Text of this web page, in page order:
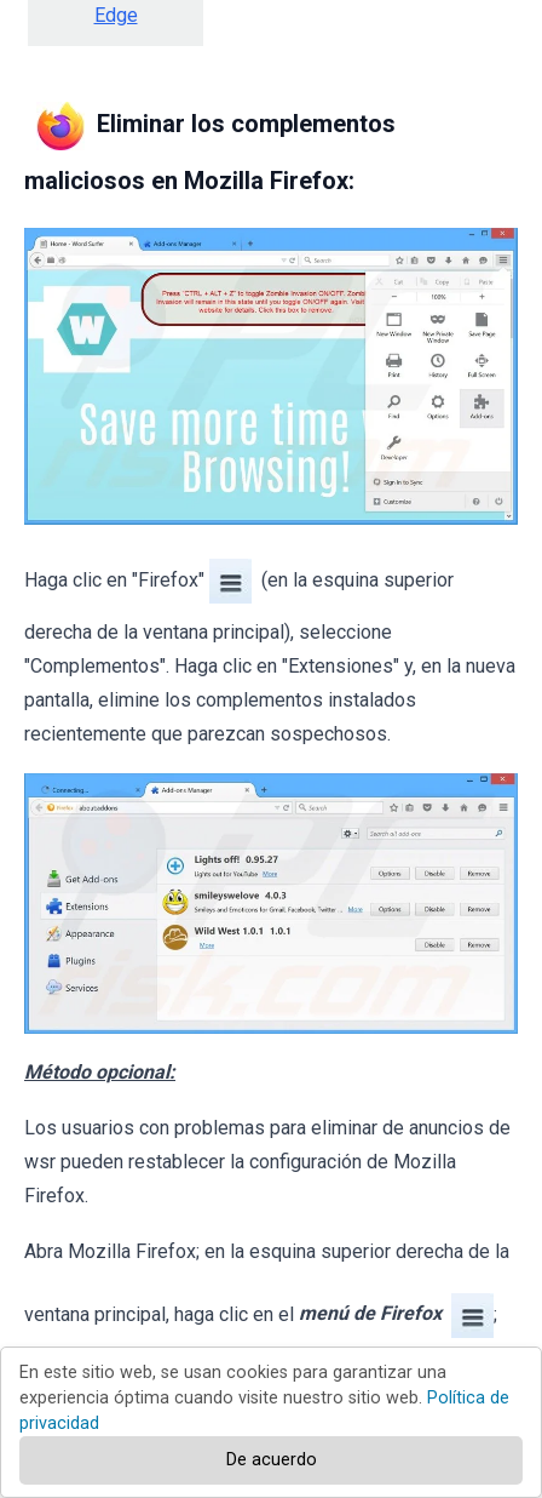
Edge
Eliminar los complementos
maliciosos en Mozilla Firefox:
Haga clic en "Firefox" (en la esquina superior
derecha de la ventana principal), seleccione
"Complementos". Haga clic en "Extensiones" y, en la nueva
pantalla, elimine los complementos instalados
recientemente que parezcan sospechosos.
Método opcional:
Los usuarios con problemas para eliminar de anuncios de
wsr pueden restablecer la configuración de Mozilla
Firefox.
Abra Mozilla Firefox; en la esquina superior derecha de la
ventana principal, haga clic en el menú de Firefox ;
en el menú desplegado, pulse sobre el iconoAbrir menú
de ayuda
En este sitio web, se usan cookies para garantizar una
experiencia óptima cuando visite nuestro sitio web. Política de
privacidad
De acuerdo